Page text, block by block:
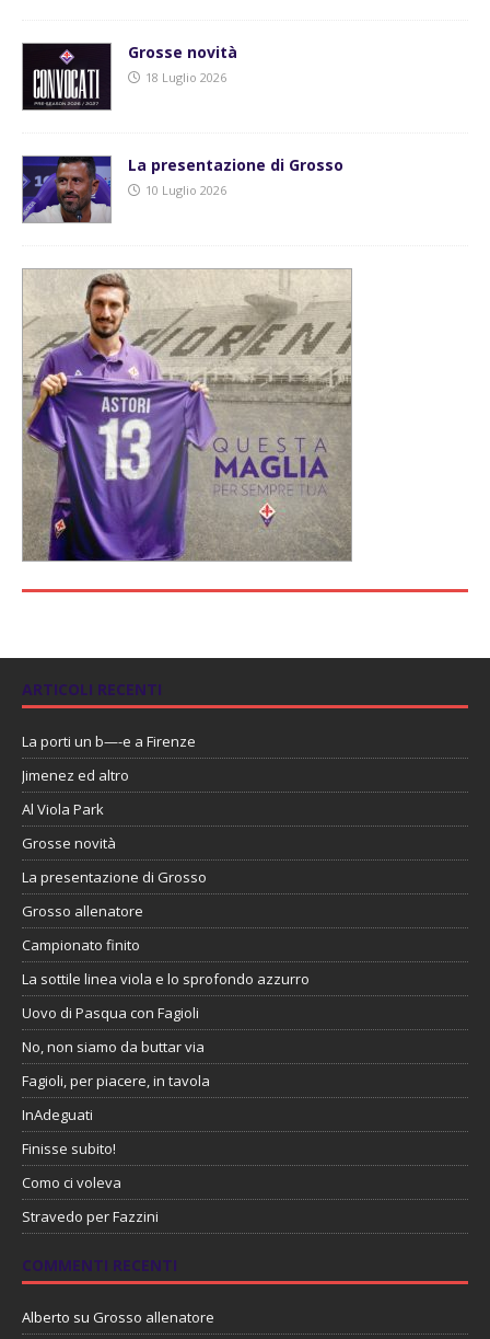
Grosse novità
18 Luglio 2026
La presentazione di Grosso
10 Luglio 2026
ARTICOLI RECENTI
La porti un b—-e a Firenze
Jimenez ed altro
Al Viola Park
Grosse novità
La presentazione di Grosso
Grosso allenatore
Campionato finito
La sottile linea viola e lo sprofondo azzurro
Uovo di Pasqua con Fagioli
No, non siamo da buttar via
Fagioli, per piacere, in tavola
InAdeguati
Finisse subito!
Como ci voleva
Stravedo per Fazzini
COMMENTI RECENTI
Alberto su Grosso allenatore